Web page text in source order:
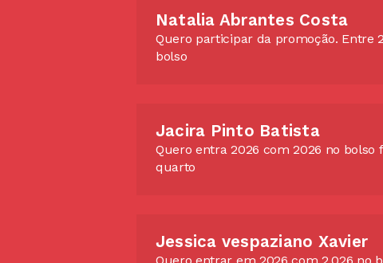
Natalia Abrantes Costa
Quero participar da promoção. Entre
bolso
Jacira Pinto Batista
Quero entra 2026 com 2026 no
quarto
Jessica vespaziano Xavier
Quero entrar em 2026 com 2.026 no